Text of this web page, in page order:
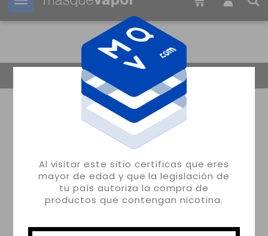
Al visitar este sitio certificas que eres
mayor de edad y que la legislación de
tu país autoriza la compra de
productos que contengan nicotina.
Tu pedido puede ser enviado en 38m: